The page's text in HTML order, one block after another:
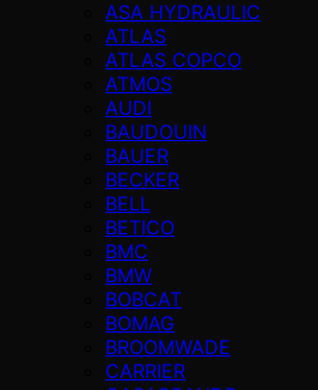
ASA HYDRAULIC
ATLAS
ATLAS COPCO
ATMOS
AUDI
BAUDOUIN
BAUER
BECKER
BELL
BETICO
BMC
BMW
BOBCAT
BOMAG
BROOMWADE
CARRIER